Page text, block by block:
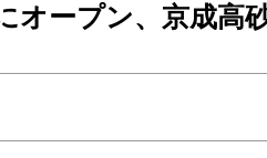
オープン、京成高